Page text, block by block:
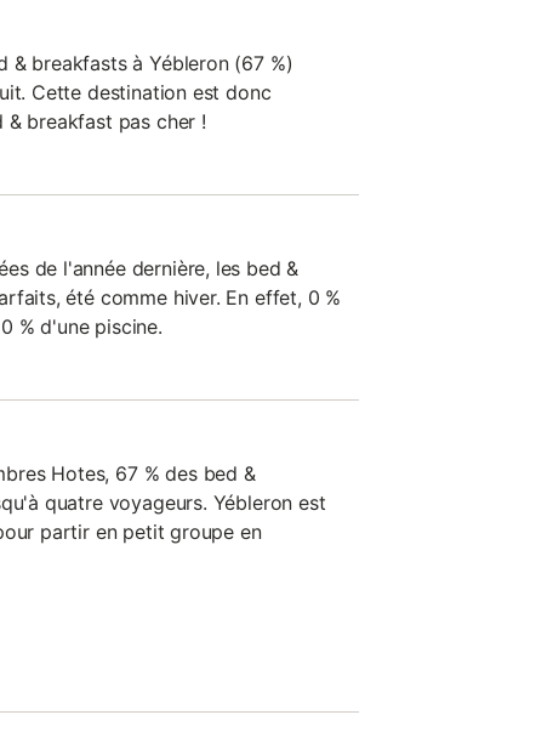
& breakfasts à Yébleron (67 %)
Cette destination est donc
breakfast pas cher !
de l'année dernière, les bed &
été comme hiver. En effet, 0 %
% d'une piscine.
Hotes, 67 % des bed &
quatre voyageurs. Yébleron est
partir en petit groupe en